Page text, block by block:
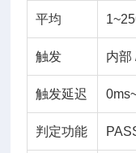
平均
触发 内部
触发延迟
判定功能